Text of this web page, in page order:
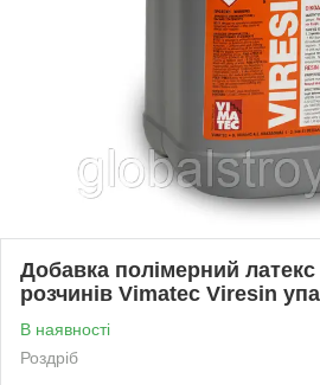
Добавка полімерний
розчинів Vimatec Viresin
В наявності
Роздріб